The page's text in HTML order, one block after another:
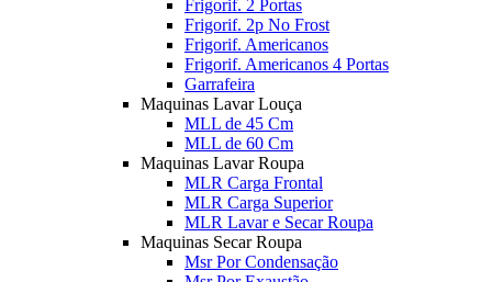
Frigorif. 2 Portas
Frigorif. 2p No Frost
Frigorif. Americanos
Frigorif. Americanos 4 Portas
Garrafeira
Maquinas Lavar Louça
MLL de 45 Cm
MLL de 60 Cm
Maquinas Lavar Roupa
MLR Carga Frontal
MLR Carga Superior
MLR Lavar e Secar Roupa
Maquinas Secar Roupa
Msr Por Condensação